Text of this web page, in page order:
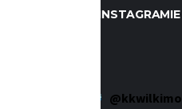
WILKI NA INSTAGRAMIE
@